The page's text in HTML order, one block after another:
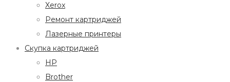
Xerox
Ремонт картриджей
Лазерные принтеры
Скупка картриджей
HP
Brother